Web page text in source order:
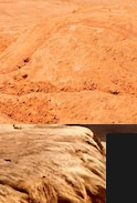
API